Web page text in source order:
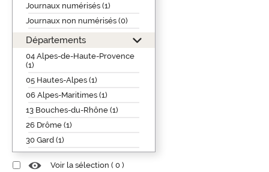
Journaux numérisés (1)
Journaux non numérisés (0)
Départements
04 Alpes-de-Haute-Provence
(1)
05 Hautes-Alpes (1)
06 Alpes-Maritimes (1)
13 Bouches-du-Rhône (1)
26 Drôme (1)
30 Gard (1)
Voir la sélection ( 0 )